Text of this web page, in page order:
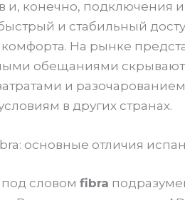
и, конечно, подключения
и стабильный
На рынке
обещаниями
и
в других странах.
основные отличия
словом fibra